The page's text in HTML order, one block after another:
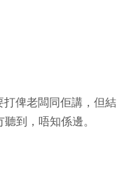
打俾老闆同佢講，但結
到，唔知係邊。